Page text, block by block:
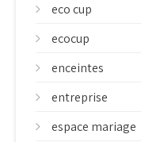
eco cup
ecocup
enceintes
entreprise
espace mariage